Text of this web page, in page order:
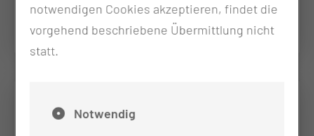
ca. 1.600 Seminarteilnehmende
notwendigen Cookies akzeptieren, findet die
vorgehend beschriebene Übermittlung nicht
statt.
Notwendig